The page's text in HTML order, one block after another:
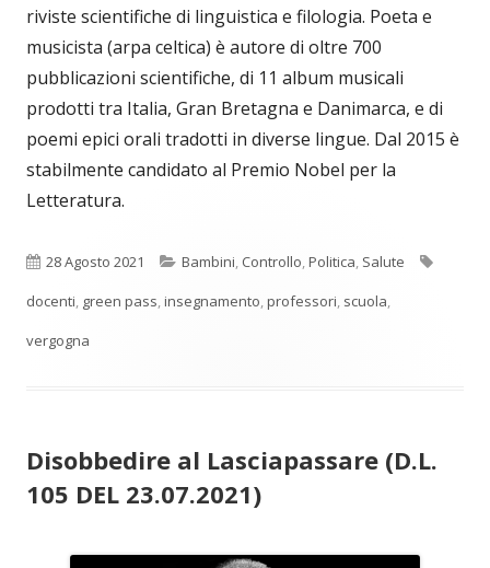
riviste scientifiche di linguistica e filologia. Poeta e
musicista (arpa celtica) è autore di oltre 700
pubblicazioni scientifiche, di 11 album musicali
prodotti tra Italia, Gran Bretagna e Danimarca, e di
poemi epici orali tradotti in diverse lingue. Dal 2015 è
stabilmente candidato al Premio Nobel per la
Letteratura.
Pubblicato
28 Agosto 2021 Categorie
Bambini, Controllo,Politica, Salute
docenti, green pass,insegnamento,professori, scuola,
vergogna
Disobbedire al Lasciapassare (D.L.
105 DEL 23.07.2021)